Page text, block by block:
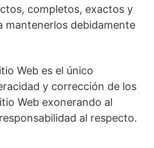
completos, exactos y
mantenerlos debidamente
Web es el único
y corrección de los
Web exonerando al
al respecto.